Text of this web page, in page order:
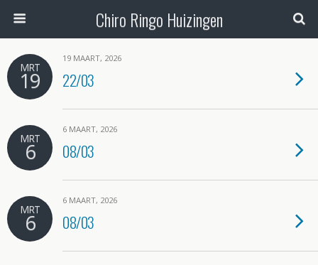
Chiro Ringo Huizingen
MRT
19
19 MAART, 2026
22/03
MRT
6
6 MAART, 2026
08/03
MRT
6
6 MAART, 2026
08/03